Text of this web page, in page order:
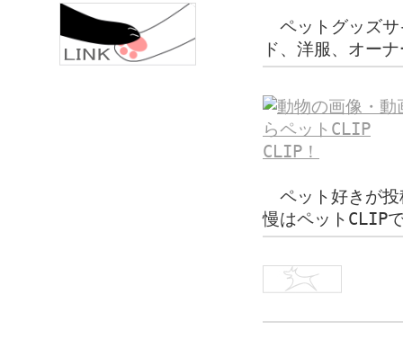
ペットグッズサ
ド、洋服、オー
CLIP！
ペット好きが投
慢はペットCLIP